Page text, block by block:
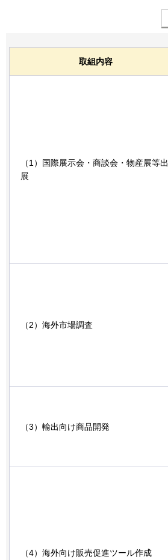
取組内容
（1）国際展示会・商談会・物産展等出
展
（2）海外市場調査
（3）輸出向け商品開発
（4）海外向け販売促進ツール作成